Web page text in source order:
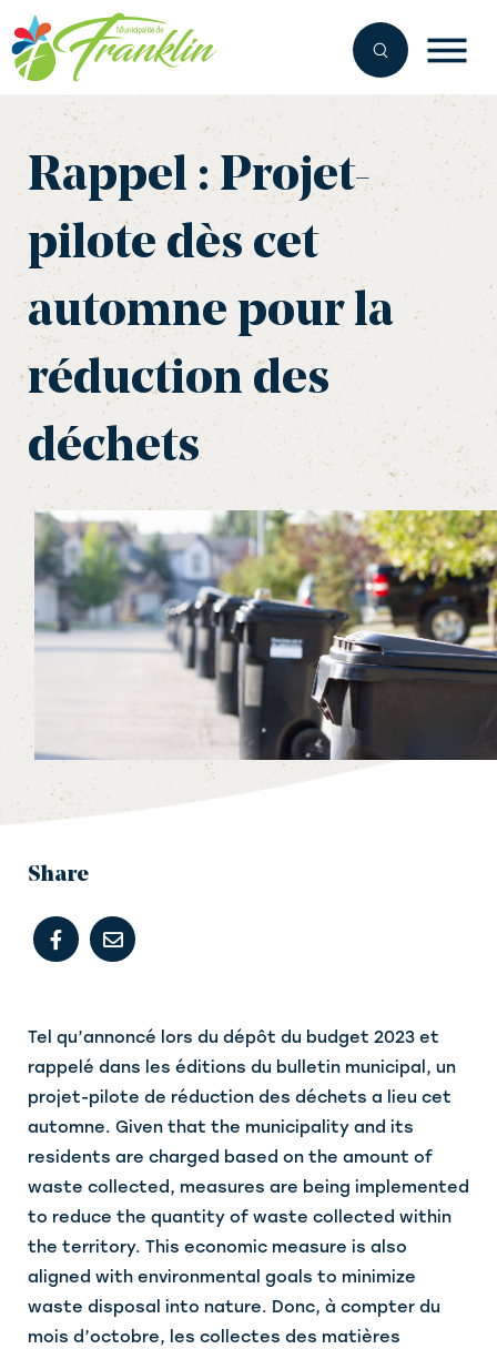
Skip
to
content
Rappel : Projet-
pilote dès cet
automne pour la
réduction des
déchets
Tel qu’annoncé lors du dépôt du budget 2023 et
rappelé dans les éditions du bulletin municipal, un
projet-pilote de réduction des déchets a lieu cet
automne. Given that the municipality and its
residents are charged based on the amount of
waste collected, measures are being implemented
to reduce the quantity of waste collected within
the territory. This economic measure is also
aligned with environmental goals to minimize
waste disposal into nature. Donc, à compter du
mois d’octobre, les collectes des matières
Share